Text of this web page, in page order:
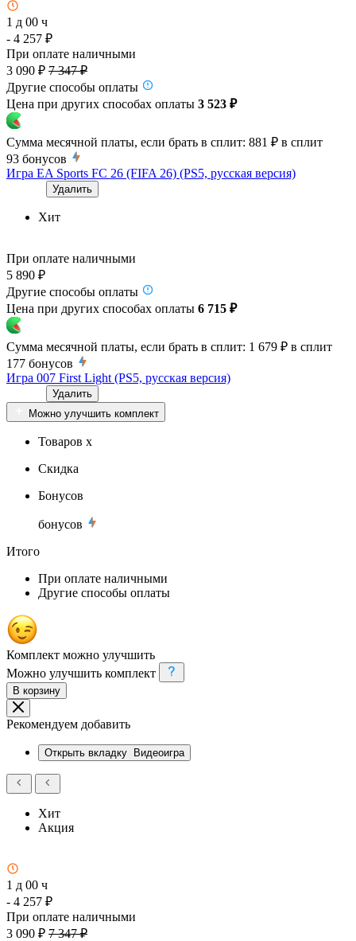
1 д 00 ч
- 4 257 ₽
При оплате наличными
3 090 ₽ 7 347 ₽
Другие способы оплаты
Цена при других способах оплаты 3 523 ₽
Сумма месячной платы, если брать в сплит: 881 ₽ в сплит
93 бонусов
Игра EA Sports FC 26 (FIFA 26) (PS5, русская версия)
Удалить
Хит
При оплате наличными
5 890 ₽
Другие способы оплаты
Цена при других способах оплаты 6 715 ₽
Сумма месячной платы, если брать в сплит: 1 679 ₽ в сплит
177 бонусов
Игра 007 First Light (PS5, русская версия)
Удалить
Можно улучшить комплект
Товаров x
Скидка
Бонусов
бонусов
Итого
При оплате наличными
Другие способы оплаты
Комплект можно улучшить
Можно улучшить комплект
В корзину
Рекомендуем добавить
Открыть вкладку Видеоигра
Хит
Акция
1 д 00 ч
- 4 257 ₽
При оплате наличными
3 090 ₽ 7 347 ₽